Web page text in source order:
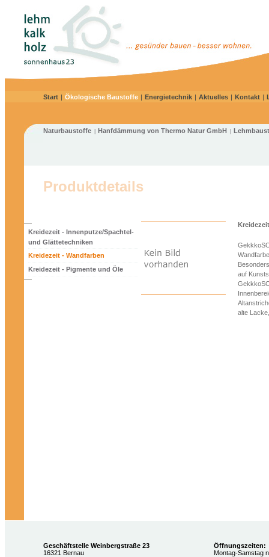
Start | Ökologische Baustoffe | Energietechnik | Aktuelles | Kontakt |
Naturbaustoffe Hanfdämmung von Thermo Natur GmbH
Produktdetails
Kreidezeit - Innenputze/Spachtel-
und Glättetechniken
Kreidezeit - Wandfarben
Kreidezeit - Pigmente und Öle
auf
alte
Geschäftstelle Weinbergstraße 23
16321 Bernau
Öffnungszeiten:
Montag-Samstag